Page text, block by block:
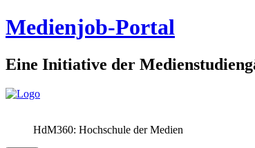
Medienjob-Portal
Eine Initiative der
HdM360: Hochschule der Medien